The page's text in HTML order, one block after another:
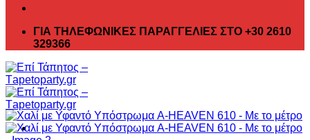
ΓΙΑ ΤΗΛΕΦΩΝΙΚΕΣ ΠΑΡΑΓΓΕΛΙΕΣ ΣΤΟ +30 2610
329366